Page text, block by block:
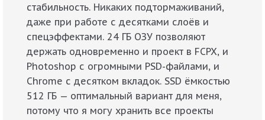
стабильность. Никаких подтормаживаний,
даже при работе с десятками слоёв и
спецэффектами. 24 ГБ ОЗУ позволяют
держать одновременно и проект в FCPX, и
Photoshop с огромными PSD-файлами, и
Chrome с десятком вкладок. SSD ёмкостью
512 ГБ — оптимальный вариант для меня,
потому что я могу хранить все проекты